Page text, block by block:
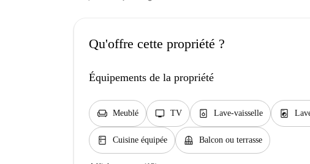
Qu'offre cette propriété ?
Équipements de la propriété
chair Meublé tv TV dishwasher_gen Lave-vaisselle local_laundry_service
kitchen Cuisine équipée balcony Balcon ou terrasse